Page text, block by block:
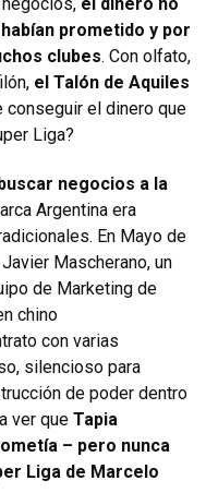
prometido y por
clubes. Con olfato,
el Talón de Aquiles
conseguir el dinero que
Liga?
negocios a la
Argentina era
En Mayo de
Mascherano, un
de Marketing de
chino
con varias
silencioso para
de poder dentro
ver que Tapia
– pero nunca
Liga de Marcelo